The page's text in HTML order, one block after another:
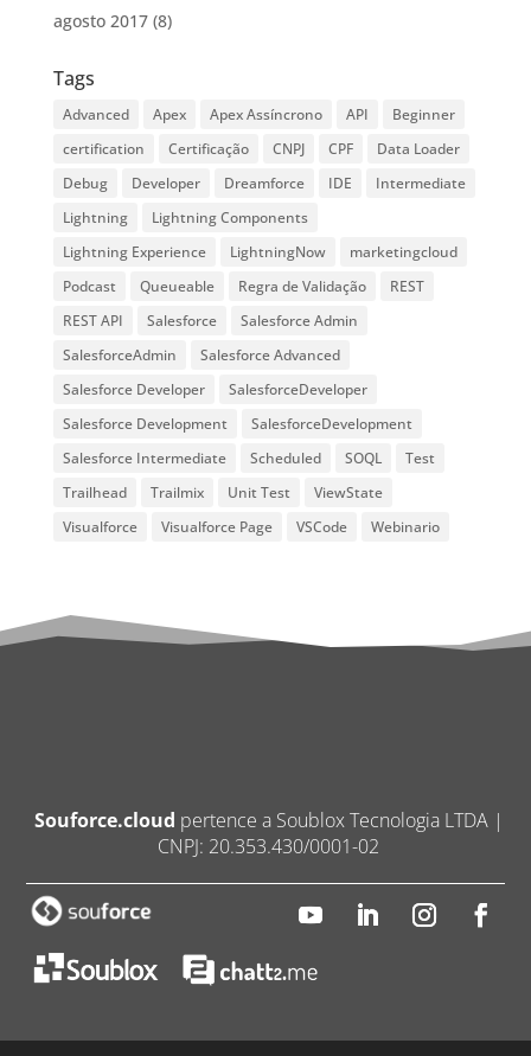
agosto 2017(8)
Tags
Advanced Apex Apex Assíncrono API
Beginner
certification
Certificação CNPJ CPF
Data Loader
Debug
Developer Dreamforce IDE
Intermediate
Lightning
Lightning Components
Lightning Experience
LightningNow
marketingcloud
Podcast
Queueable Regra de Validação
REST
REST API
Salesforce
Salesforce Admin
SalesforceAdmin
Salesforce Advanced
Salesforce Developer
SalesforceDeveloper
Salesforce Development
SalesforceDevelopment
Salesforce Intermediate
Scheduled SOQL
Test
Trailhead
Trailmix Unit Test
ViewState
Visualforce
Visualforce Page VSCode Webinario
Souforce.cloud pertence a Soublox Tecnologia LTDA |
CNPJ: 20.353.430/0001-02